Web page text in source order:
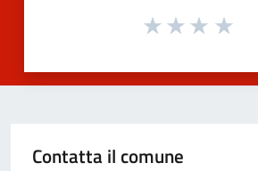
Contatta il comune